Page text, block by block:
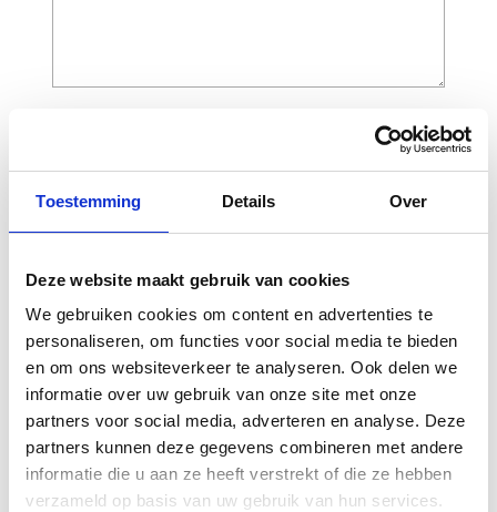
Toestemming Details Over
Deze website maakt gebruik van cookies
We gebruiken cookies om content en advertenties te
personaliseren, om functies voor social media te bieden
en om ons websiteverkeer te analyseren. Ook delen we
informatie over uw gebruik van onze site met onze
partners voor social media, adverteren en analyse. Deze
partners kunnen deze gegevens combineren met andere
informatie die u aan ze heeft verstrekt of die ze hebben
verzameld op basis van uw gebruik van hun services.
Gerelateerde
producten